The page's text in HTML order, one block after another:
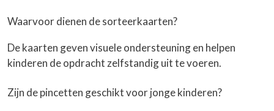
Waarvoor dienen de sorteerkaarten?
De kaarten geven visuele ondersteuning en helpen
kinderen de opdracht zelfstandig uit te voeren.
Zijn de pincetten geschikt voor jonge kinderen?